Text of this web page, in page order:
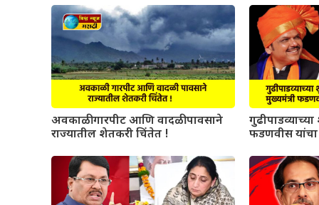
अवकाळी गारपीट आणि वादळी पावसाने
राज्यातील शेतकरी चिंतेत !
फडणवीस